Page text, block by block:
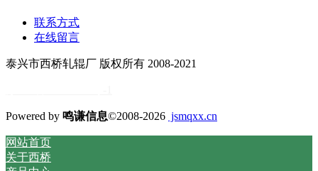
联系方式
在线留言
泰兴市西桥轧辊厂 版权所有 2008-2021
Powered by 鸣谦信息©2008-2026 jsmqxx.cn
网站首页
关于西桥